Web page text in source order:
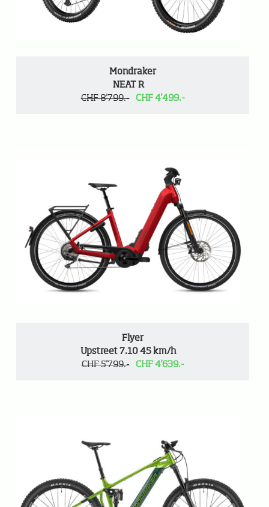
Mondraker
NEAT R
CHF 8'799.-
CHF 4'499.-
Flyer
Upstreet 7.10 45 km/h
CHF 5'799.-
CHF 4'639.-